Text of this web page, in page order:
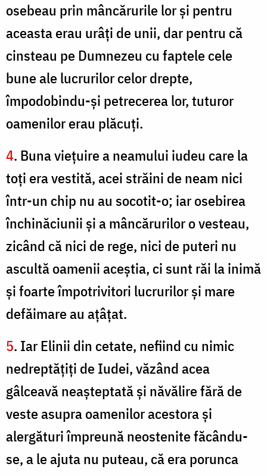
osebeau prin mâncărurile lor şi pentru
aceasta erau urâţi de unii, dar pentru că
cinsteau pe Dumnezeu cu faptele cele
bune ale lucrurilor celor drepte,
împodobindu-şi petrecerea lor, tuturor
oamenilor erau plăcuţi.
4. Buna vieţuire a neamului iudeu care la
toţi era vestită, acei străini de neam nici
într-un chip nu au socotit-o; iar osebirea
închinăciunii şi a mâncărurilor o vesteau,
zicând că nici de rege, nici de puteri nu
ascultă oamenii aceştia, ci sunt răi la inimă
şi foarte împotrivitori lucrurilor şi mare
defăimare au aţâţat.
5. Iar Elinii din cetate, nefiind cu nimic
nedreptăţiţi de Iudei, văzând acea
gâlceavă neaşteptată şi năvălire fără de
veste asupra oamenilor acestora şi
alergături împreună neostenite făcându-
se, a le ajuta nu puteau, că era porunca